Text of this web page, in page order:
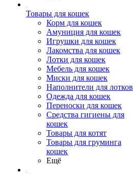
Товары для кошек
Корм для кошек
Амуниция для кошек
Игрушки для кошек
Лакомства для кошек
Лотки для кошек
Мебель для кошек
Миски для кошек
Наполнители для лотков
Одежда для кошек
Переноски для кошек
Средства гигиены для
кошек
Товары для котят
Товары для груминга
кошек
Ещё